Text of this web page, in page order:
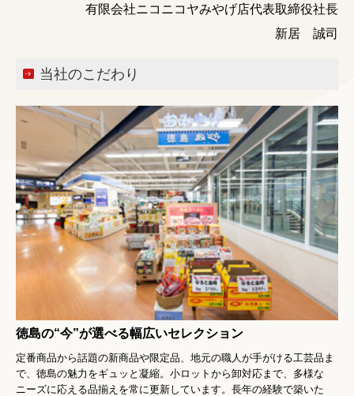
よくある御質問
御注文・御問い合わせ
有限会社ニコニコヤみやげ店代表取締役社長
新居 誠司
当社のこだわり
徳島の“今”が選べる幅広いセレクション
定番商品から話題の新商品や限定品、地元の職人が手がける工芸品ま
で、徳島の魅力をギュッと凝縮。小ロットから卸対応まで、多様な
ニーズに応える品揃えを常に更新しています。長年の経験で築いた